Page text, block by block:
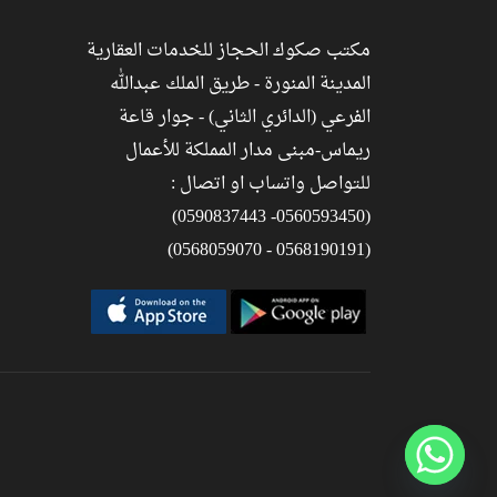
مكتب صكوك الحجاز للخدمات العقارية
المدينة المنورة - طريق الملك عبدالله
الفرعي (الدائري الثاني) - جوار قاعة
ريماس-مبنى مدار المملكة للأعمال
للتواصل واتساب او اتصال :
(0560593450- 0590837443)
(0568190191 - 0568059070)